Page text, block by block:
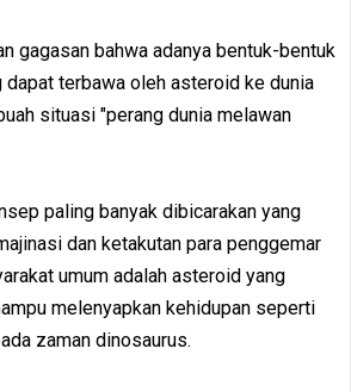
gagasan bahwa adanya bentuk-bentuk
dapat terbawa oleh asteroid ke dunia
situasi "perang dunia melawan
paling banyak dibicarakan yang
dan ketakutan para penggemar
umum adalah asteroid yang
melenyapkan kehidupan seperti
zaman dinosaurus.